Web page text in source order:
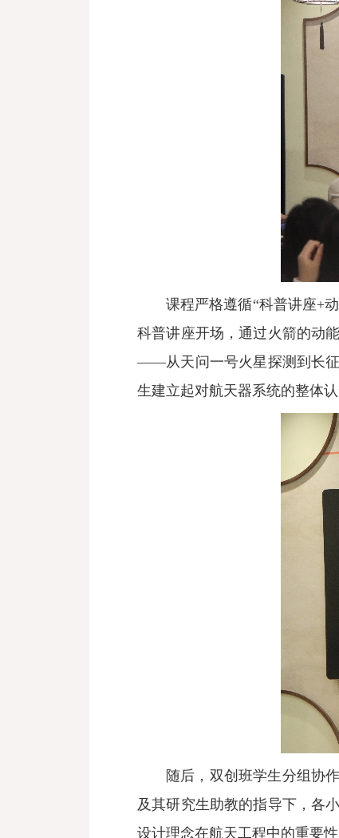
课程严格遵循“科普讲座+
科普讲座开场，通过火箭的动
——从天问一号火星探测到长征
生建立起对航天器系统的整体认
随后，双创班学生分组协
及其研究生助教的指导下，各
设计理念在航天工程中的重要